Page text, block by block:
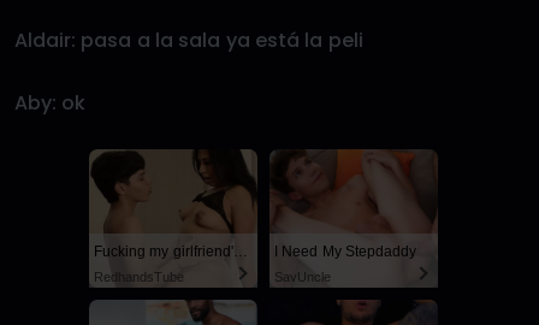
Aldair: pasa a la sala ya está la peli
Aby: ok
Fucking my girlfriend's hot mommy by mistake
RedhandsTube
I Need My Stepdaddy
SayUncle